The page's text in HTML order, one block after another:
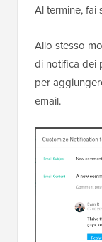
Al termine, fai
Allo stesso
di notifica dei
per
email.